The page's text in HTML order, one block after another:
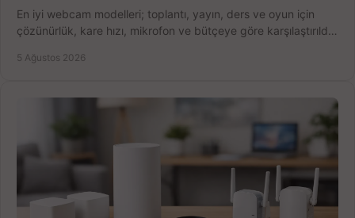
En iyi webcam modelleri; toplantı, yayın, ders ve oyun için
çözünürlük, kare hızı, mikrofon ve bütçeye göre karşılaştırıldı.
5 Ağustos 2026